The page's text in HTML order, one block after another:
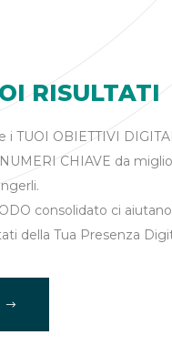
RISULTATI
i TUOI OBIETTIVI
CHIAVE da
consolidato ci
della Tua Presenza